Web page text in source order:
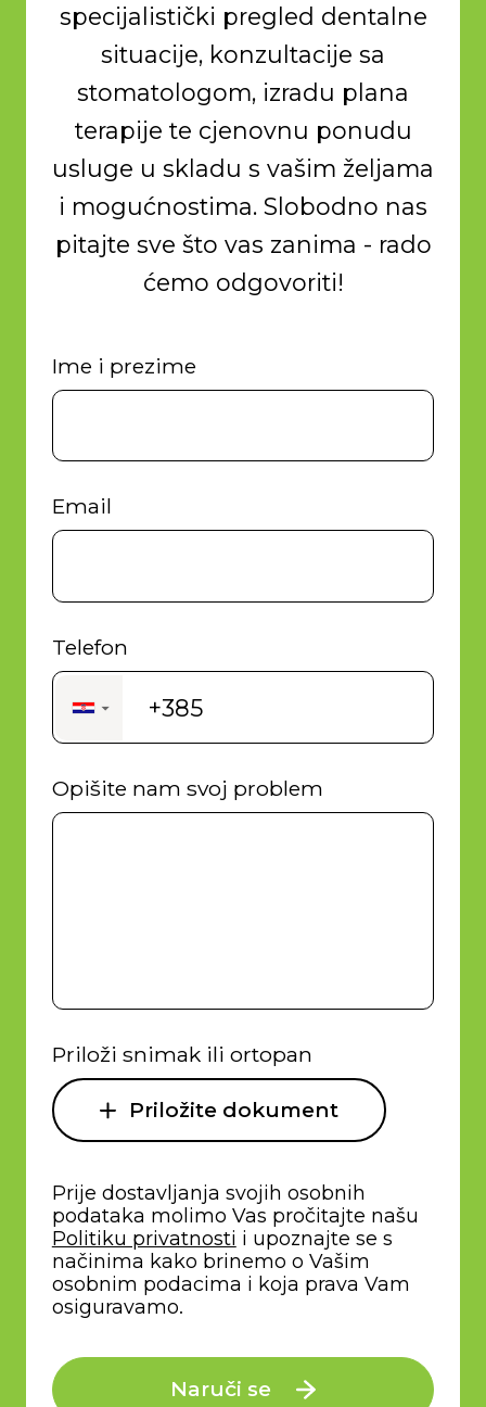
specijalistički pregled dentalne
situacije, konzultacije sa
stomatologom, izradu plana
terapije te cjenovnu ponudu
usluge u skladu s vašim željama
i mogućnostima. Slobodno nas
pitajte sve što vas zanima - rado
ćemo odgovoriti!
Ime i prezime
Email
Telefon
▼ +385
Opišite nam svoj problem
Priloži snimak ili ortopan
Priložite dokument
Prije dostavljanja svojih osobnih
podataka molimo Vas pročitajte našu
Politiku privatnosti i upoznajte se s
načinima kako brinemo o Vašim
osobnim podacima i koja prava Vam
osiguravamo.
Naruči se